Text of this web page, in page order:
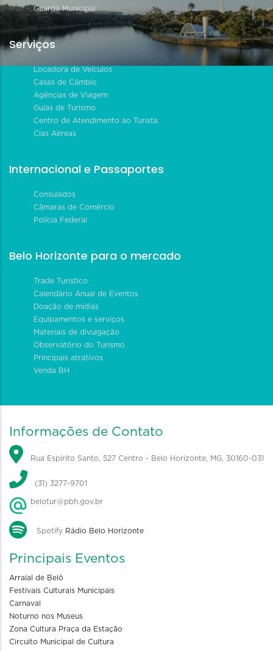
Guarda Municipal
Serviços
Locadora de Veículos
Casas de Câmbio
Agências de Viagem
Guias de Turismo
Centro de Atendimento ao Turista
Cias Aéreas
Internacional e Passaportes
Consulados
Câmaras de Comércio
Polícia Federal
Belo Horizonte para o mercado
Trade Turístico
Calendário Anual de Eventos
Doação de mídias
Equipamentos e serviços
Materiais de divulgação
Observatório do Turismo
Principais atrativos
Venda BH
Informações de Contato
Rua Espírito Santo, 527 Centro - Belo Horizonte, MG, 30160-031
(31) 3277-9701
belotur@pbh.gov.br
Spotify Rádio Belo Horizonte
Principais Eventos
Arraial de Belô
Festivais Culturais Municipais
Carnaval
Noturno nos Museus
Zona Cultura Praça da Estação
Circuito Municipal de Cultura